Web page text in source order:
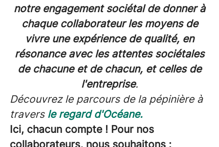
notre engagement sociétal de donner à
chaque collaborateur les moyens de
vivre une expérience de qualité, en
résonance avec les attentes sociétales
de chacune et de chacun, et celles de
l'entreprise.
Découvrez le parcours de la pépinière à
travers le regard d'Océane.
Ici, chacun compte ! Pour nos
collaborateurs, nous souhaitons :